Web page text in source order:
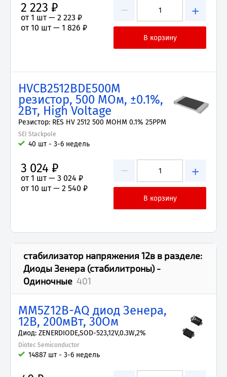
− +
2 223 ₽
от 1 шт — 2 223 ₽
от 10 шт — 1 826 ₽
HVCB2512BDE500M
резистор, 500 МОм, ±0.1%,
2Вт, High Voltage
Резистор: RES HV 2512 500 MOHM 0.1% 25PPM
SEI Stackpole
40 шт - 3-6 недель
− +
3 024 ₽
от 1 шт — 3 024 ₽
от 10 шт — 2 540 ₽
стабилизатор напряжения 12в в разделе:
Диоды Зенера (стабилитроны) -
Одиночные 401
MM5Z12B-AQ диод Зенера,
12В, 200мВт, 30Ом
Диод: ZENERDIODE,SOD-523,12V,0.3W,2%
Diotec Semiconductor
14887 шт - 3-6 недель